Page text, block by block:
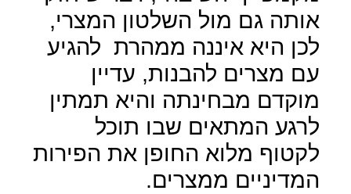
אותה גם מול השלטון המצרי,
לכן היא איננה ממהרת להגיע
עם מצרים להבנות, עדיין
מוקדם מבחינתה והיא תמתין
לרגע המתאים שבו תוכל
לקטוף מלוא החופן את הפירות
המדיניים ממצרים.